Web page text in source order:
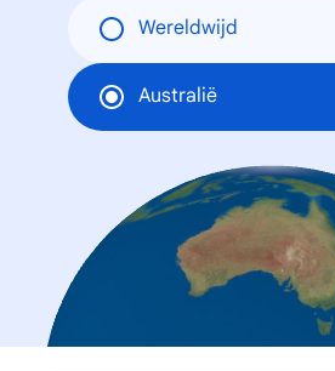
Wereldwijd
Australië